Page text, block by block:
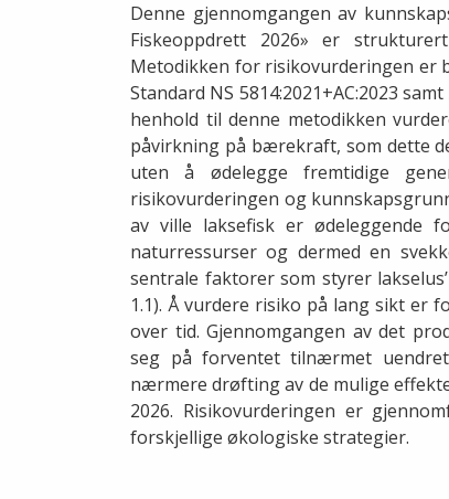
Denne gjennomgangen av
Fiskeoppdrett 2026» er
Metodikken for risikovurderingen er
Standard NS 5814:2021+AC:2023
henhold til denne metodikken
påvirkning på bærekraft, som dette
uten å ødelegge fremtidige
risikovurderingen og
av ville laksefisk er ødeleggende
naturressurser og dermed en
sentrale faktorer som styrer
1.1). Å vurdere risiko på lang sikt er
over tid. Gjennomgangen av det
seg på forventet tilnærmet
nærmere drøfting av de mulige
2026. Risikovurderingen er
forskjellige økologiske strategier.